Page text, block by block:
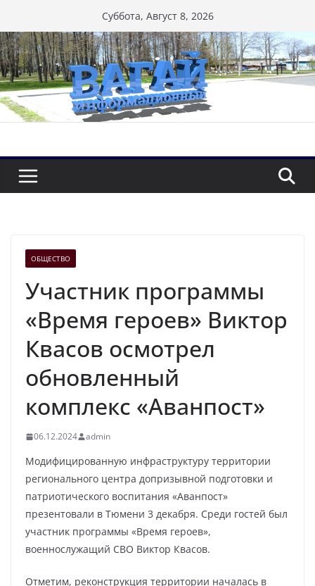
к
содержимому
Суббота, Август 8, 2026
ОБЩЕСТВО
Участник программы
«Время героев» Виктор
Квасов осмотрел
обновленный
комплекс «Аванпост»
06.12.2024 admin
Модифицированную инфраструктуру территории
регионального центра допризывной подготовки и
патриотического воспитания «Аванпост»
презентовали в Тюмени 3 декабря. Среди гостей был
участник программы «Время героев»,
военнослужащий СВО Виктор Квасов.
Отметим, реконструкция территории началась в